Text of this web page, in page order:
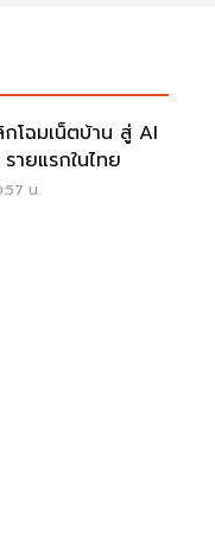
โฉมเน็ตบ้าน สู่ AI
ายแรกในไทย
น.